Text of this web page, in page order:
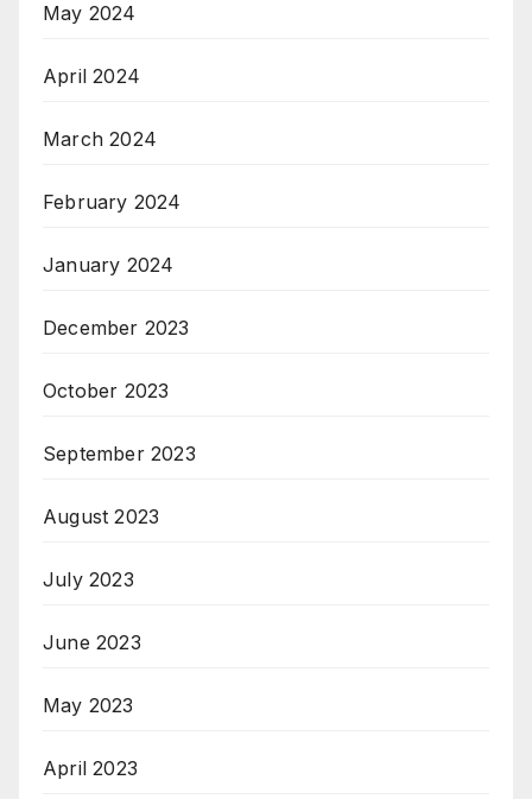
May 2024
April 2024
March 2024
February 2024
January 2024
December 2023
October 2023
September 2023
August 2023
July 2023
June 2023
May 2023
April 2023